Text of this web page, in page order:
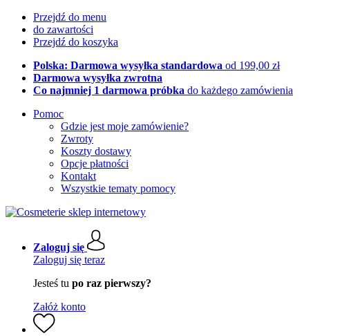
Przejdź do menu
do zawartości
Przejdź do koszyka
Polska: Darmowa wysyłka standardowa od 199,00 zł
Darmowa wysyłka zwrotna
Co najmniej 1 darmowa próbka do każdego zamówienia
Pomoc
Gdzie jest moje zamówienie?
Zwroty
Koszty dostawy
Opcje płatności
Kontakt
Wszystkie tematy pomocy
Zaloguj się
Zaloguj się teraz
Jesteś tu po raz pierwszy?
Załóż konto